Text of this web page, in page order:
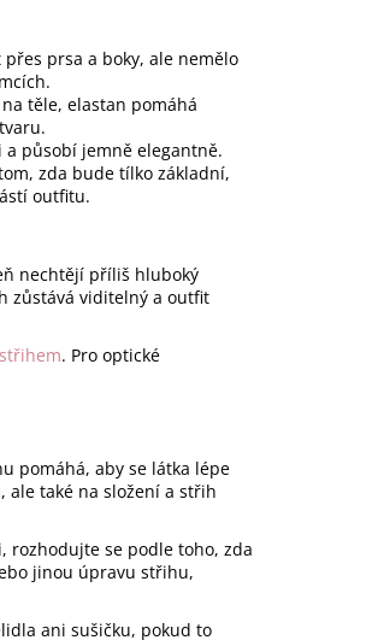
prsa a boky, ale nemělo
těle, elastan pomáhá
a působí jemně elegantně.
zda bude tílko základní,
outfitu.
nechtějí příliš hluboký
zůstává viditelný a outfit
. Pro optické
pomáhá, aby se látka lépe
ale také na složení a střih
rozhodujte se podle toho, zda
jinou úpravu střihu,
ani sušičku, pokud to